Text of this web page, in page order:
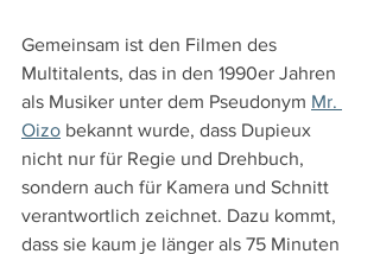
Gemeinsam ist den Filmen des
Multitalents, das in den 1990er Jahren
als Musiker unter dem Pseudonym Mr.
Oizo bekannt wurde, dass Dupieux
nicht nur für Regie und Drehbuch,
sondern auch für Kamera und Schnitt
verantwortlich zeichnet. Dazu kommt,
dass sie kaum je länger als 75 Minuten